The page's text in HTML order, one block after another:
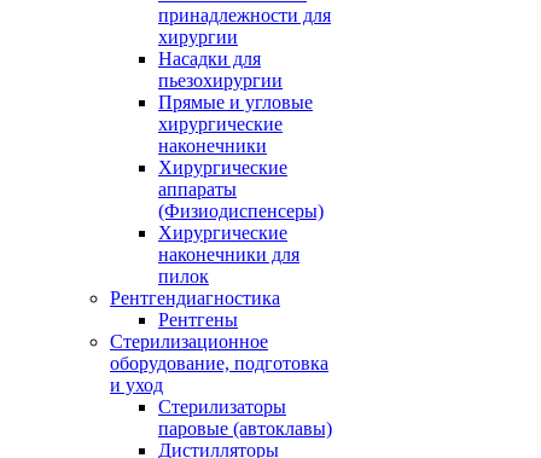
принадлежности для
хирургии
Насадки для
пьезохирургии
Прямые и угловые
хирургические
наконечники
Хирургические
аппараты
(Физиодиспенсеры)
Хирургические
наконечники для
пилок
Рентгендиагностика
Рентгены
Стерилизационное
оборудование, подготовка
и уход
Стерилизаторы
паровые (автоклавы)
Дистилляторы